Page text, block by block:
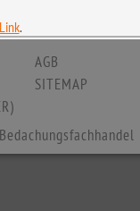
.
AGB
SITEMAP